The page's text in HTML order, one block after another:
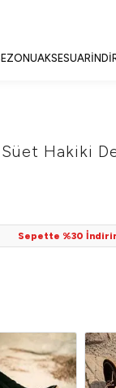
AKSESUAR
Süet Hakiki
Sepette %30